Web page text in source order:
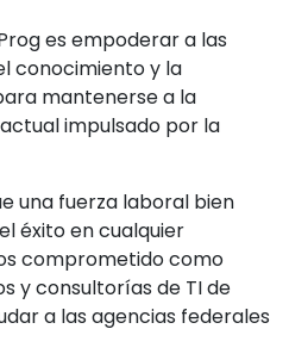
es empoderar a las
conocimiento y la
mantenerse a la
impulsado por la
una fuerza laboral bien
éxito en cualquier
comprometido como
y consultorías de TI de
a las agencias federales